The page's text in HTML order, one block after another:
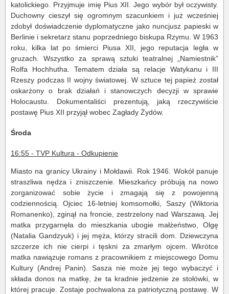
katolickiego. Przyjmuje imię Pius XII. Jego wybór był oczywisty.
Duchowny cieszył się ogromnym szacunkiem i już wcześniej
zdobył doświadczenie dyplomatyczne jako nuncjusz papieski w
Berlinie i sekretarz stanu poprzedniego biskupa Rzymu. W 1963
roku, kilka lat po śmierci Piusa XII, jego reputacja legła w
gruzach. Wszystko za sprawą sztuki teatralnej „Namiestnik”
Rolfa Hochhutha. Tematem działa są relacje Watykanu i III
Rzeszy podczas II wojny światowej. W sztuce tej papież został
oskarżony o brak działań i stanowczych decyzji w sprawie
Holocaustu. Dokumentaliści prezentują, jaką rzeczywiście
postawę Pius XII przyjął wobec Zagłady Żydów.
Środa
16:55 - TVP Kultura - Odkupienie
Miasto na granicy Ukrainy i Mołdawii. Rok 1946. Wokół panuje
straszliwa nędza i zniszczenie. Mieszkańcy próbują na nowo
zorganizować sobie życie i zmagają się z powojenną
codziennością. Ojciec 16-letniej komsomołki, Saszy (Wiktoria
Romanenko), zginął na froncie, zestrzelony nad Warszawą. Jej
matka przygarnęła do mieszkania ubogie małżeństwo, Olgę
(Natalia Gandzyuk) i jej męża, którzy stracili dom. Dziewczyna
szczerze ich nie cierpi i tęskni za zmarłym ojcem. Wkrótce
matka nawiązuje romans z pracownikiem z miejscowego Domu
Kultury (Andrej Panin). Sasza nie może jej tego wybaczyć i
składa donos na matkę, że ta kradnie jedzenie ze stołówki, w
której pracuje. Zostaje pochwalona za patriotyczną postawę. W